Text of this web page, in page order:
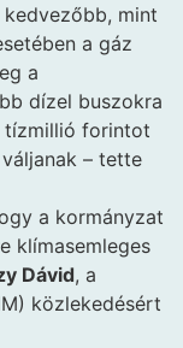
mint
a gáz
a
dízel buszokra
tízmillió forintot
– tette
a kormányzat
klímasemleges
Dávid, a
közlekedésért